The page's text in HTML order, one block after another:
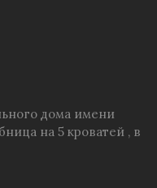
дома имени
на 5 кроватей , в